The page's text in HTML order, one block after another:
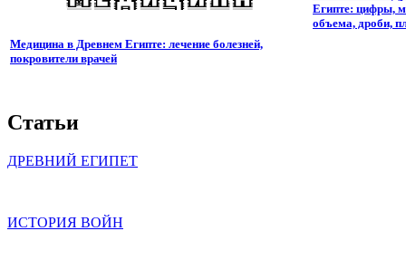
Медицина в Древнем Египте: лечение болезней,
покровители врачей
Египте: цифры,
объема, дроби,
Статьи
ДРЕВНИЙ ЕГИПЕТ
ИСТОРИЯ ВОЙН